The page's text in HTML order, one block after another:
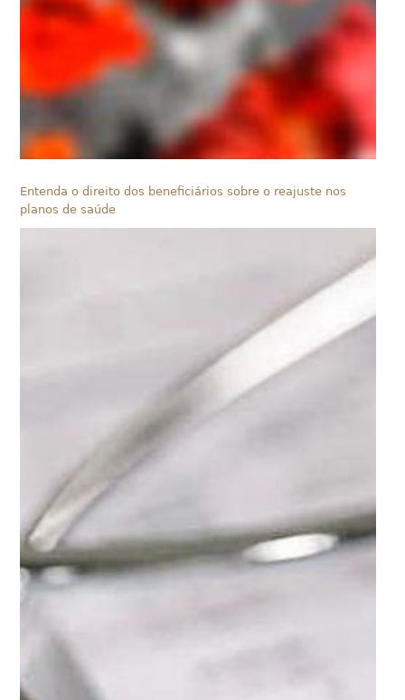
Entenda o direito dos beneficiários sobre o reajuste nos
planos de saúde